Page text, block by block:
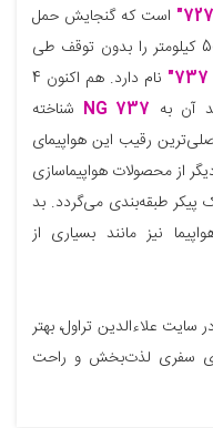
است که گنجایش حمل
149 تا 189 مسافر را دارد و می‌تواند 5000 کیلومتر را بدون توقف طی
نام دارد. هم اکنون 4
737 NG
شناخته
رقیب این هواپیمای
از محصولات هواپیماسازی
پیکر طبقه‌بندی می‌گردد. بد
نیز مانند بسیاری از
علاءالدین تراول، بهتر
برای سفری لذت‌بخش و راحت